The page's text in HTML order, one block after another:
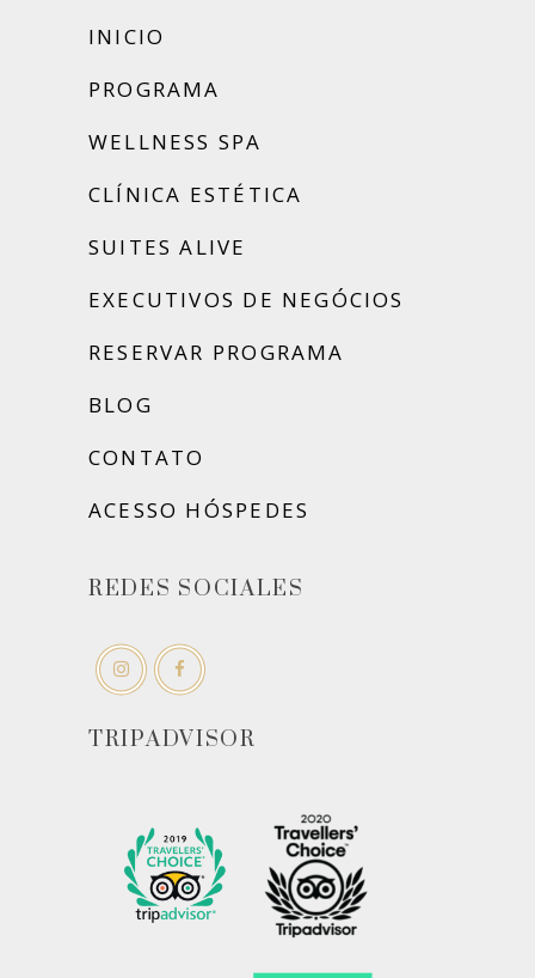
INICIO
PROGRAMA
WELLNESS SPA
CLÍNICA ESTÉTICA
SUITES ALIVE
EXECUTIVOS DE NEGÓCIOS
RESERVAR PROGRAMA
BLOG
CONTATO
ACESSO HÓSPEDES
REDES SOCIALES
TRIPADVISOR